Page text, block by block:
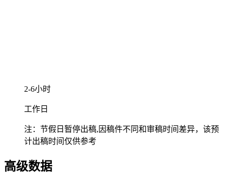
2-6小时
工作日
注：节假日暂停出稿,因稿件不同和审稿时间差异，该预
计出稿时间仅供参考
高级数据